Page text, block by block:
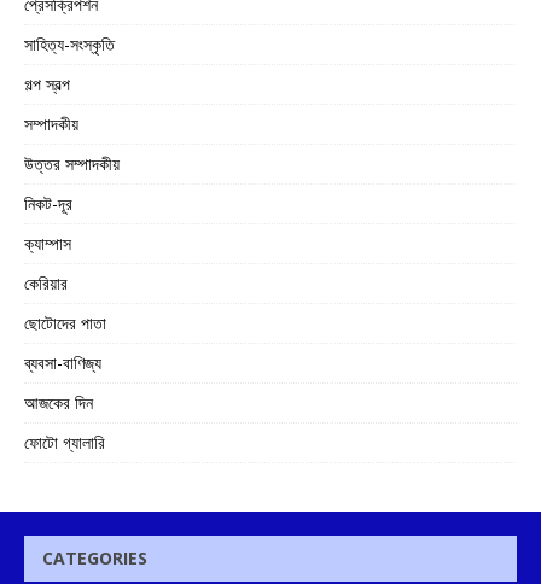
প্রেসক্রিপশন
সাহিত্য-সংস্কৃতি
গল্প স্বল্প
সম্পাদকীয়
উত্তর সম্পাদকীয়
নিকট-দূর
ক্যাম্পাস
কেরিয়ার
ছোটোদের পাতা
ব্যবসা-বাণিজ্য
আজকের দিন
ফোটো গ্যালারি
CATEGORIES